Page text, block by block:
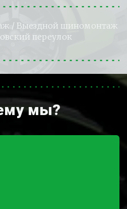
/ Выездной шиномонтаж
переулок
мы?